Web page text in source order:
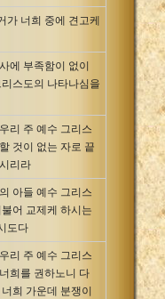
가 너희 중에 견고케
에 부족함이 없이
스도의 나타나심을
리 주 예수 그리스
것이 없는 자로 끝
리라
아들 예수 그리스
어 교제케 하시는
도다
리 주 예수 그리스
희를 권하노니 다
희 가운데 분쟁이